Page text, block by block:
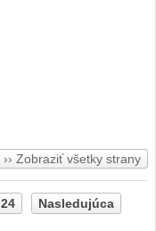
›› Zobraziť všetky strany
24 Nasledujúca